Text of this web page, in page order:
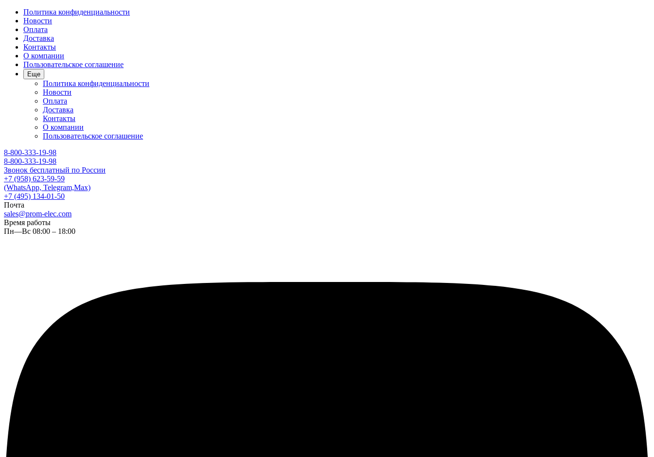
Политика конфиденциальности
Новости
Оплата
Доставка
Контакты
О компании
Пользовательское соглашение
Еще
Политика конфиденциальности
Новости
Оплата
Доставка
Контакты
О компании
Пользовательское соглашение
8-800-333-19-98
8-800-333-19-98
Звонок бесплатный по России
+7 (958) 623-59-59
(WhatsApp, Telegram,Max)
+7 (495) 134-01-50
Почта
sales@prom-elec.com
Время работы
Пн—Вс 08:00 – 18:00